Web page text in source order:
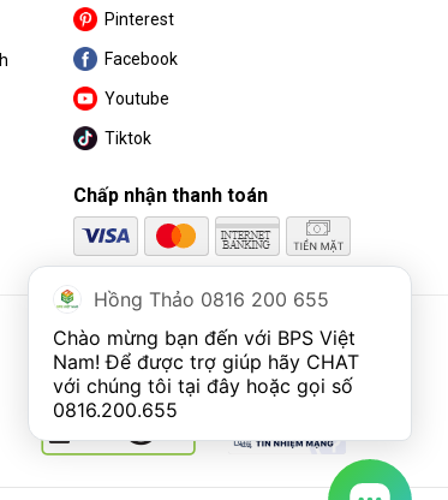
Pinterest
Facebook
Youtube
Tiktok
Chấp nhận thanh toán
Hồng Thảo 0816 200 655
Chào mừng bạn đến với BPS Việt
Nam! Để được trợ giúp hãy CHAT
0816.200.655